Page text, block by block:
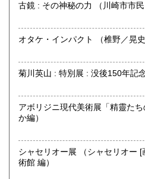
神保町駅から靖国通り沿い右側
カーブに差し掛かると白いビル
通り沿いのショーケースには中国
店内には山岳書・料理書・書道
する本が
お探しの本等ございましたら、
常時宅配買取、出張買取、宅配
お問い合わせください。
沿線名：都営新宿線・三田線 東
最寄駅：神保町駅A7出口徒歩3
営業時間：平日・祭日共に 11時
定休日：日曜定休・年末年始 (
古鏡 : その神秘の力
オタケ・インパク
アボリジニ現代美術展「精靈たちのふるさ
か編）
シャセリオー展 （シャセリオー [画] ; 陳岡めぐみ, 国立西洋美
術館 編）